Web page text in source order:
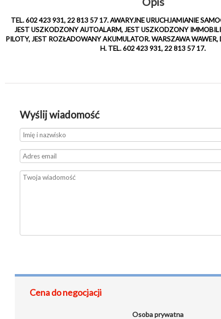
TEL. 602 423 931, 22 813 57 17. AWARYJNE URUCHJAMIANIE
JEST USZKODZONY AUTOALARM, JEST USZKODZONY
PILOTY, JEST ROZŁADOWANY AKUMULATOR. WARSZAWA
H. TEL. 602 423 931, 22 813 57 17.
Wyślij wiadomość
Cena do negocjacji
Osoba prywatna